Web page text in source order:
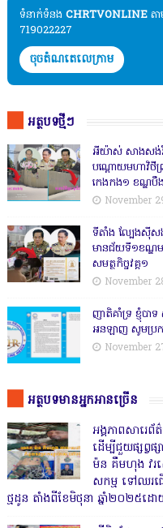
ទំនាក់ទំនង​​ CHRTVONLINE ត
719022227
ចុចតំណតេលេក្រាម
អត្ថបទថ្មីៗ
អីយ៉ាស់ សាងសង់រំ
បណ្ដោយមហាវិថីព្
កេងកង១ ខណ្ឌបឹង
November
ទីតាំង ល្បែងស៊ីស
មានជ័យទី១ខណ្ឌ
សមត្ថកិច្ចវគ្គ១
November
ញាតិគាំទ្រ ខ្ញុំបា
អនឡាញ សូមប្រក
November
អត្ថបទមានអ្នកអានច្រើន
អង្គភាពសារេ
ដើម្បីជួយផ្សព្វ
ម៉ន គឹមហុង វ
សកម្ម ទៅឈរជ
ថ្មដូន តាំងពីខែមិថុនា ឆ្នាំ២០២៥ដោយ